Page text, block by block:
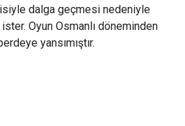
dalga geçmesi nedeniyle
Oyun Osmanlı döneminden
yansımıştır.